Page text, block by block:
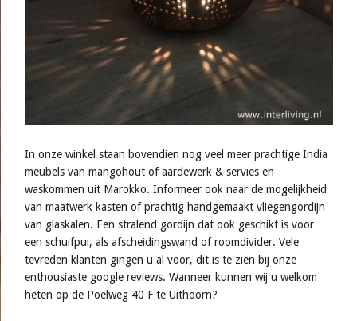
In onze winkel staan bovendien nog veel meer prachtige India
meubels van mangohout of aardewerk & servies en
waskommen uit Marokko. Informeer ook naar de mogelijkheid
van maatwerk kasten of prachtig handgemaakt vliegengordijn
van glaskalen. Een stralend gordijn dat ook geschikt is voor
een schuifpui, als afscheidingswand of roomdivider. Vele
tevreden klanten gingen u al voor, dit is te zien bij onze
enthousiaste google reviews. Wanneer kunnen wij u welkom
heten op de Poelweg 40 F te Uithoorn?